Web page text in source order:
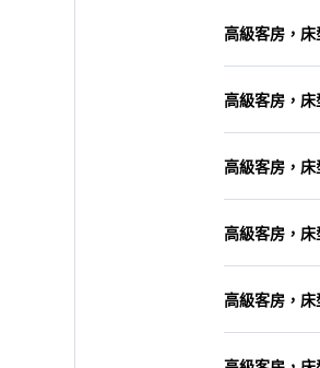
高級客房，床
高級客房，床
高級客房，床
高級客房，床
高級客房，床